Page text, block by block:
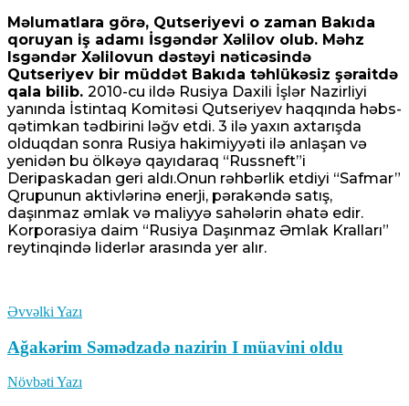
Məlumatlara görə, Qutseriyevi o zaman Bakıda
qoruyan iş adamı İsgəndər Xəlilov olub. Məhz
Isgəndər Xəlilovun dəstəyi nəticəsində
Qutseriyev bir müddət Bakıda təhlükəsiz şəraitdə
qala bilib. 2010-cu ildə Rusiya Daxili İşlər Nazirliyi
yanında İstintaq Komitəsi Qutseriyev haqqında həbs-
qətimkan tədbirini ləğv etdi. 3 ilə yaxın axtarışda
olduqdan sonra Rusiya hakimiyyəti ilə anlaşan və
yenidən bu ölkəyə qayıdaraq “Russneft”i
Deripaskadan geri aldı.Onun rəhbərlik etdiyi “Safmar”
Qrupunun aktivlərinə enerji, pərakəndə satış,
daşınmaz əmlak və maliyyə sahələrin əhatə edir.
Korporasiya daim “Rusiya Daşınmaz Əmlak Kralları”
reytinqində liderlər arasında yer alır.
Əvvəlki Yazı
Ağakərim Səmədzadə nazirin I müavini oldu
Növbəti Yazı